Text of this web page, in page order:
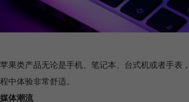
果类产品无论是手机、笔记本、台式机或者手表
中体验非常舒适。
体潮流